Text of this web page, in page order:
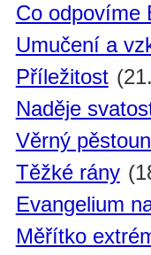
Co odpovíme
Umučení a
Příležitost
Naděje
Věrný
Těžké rány
Evangelium
Měřítko